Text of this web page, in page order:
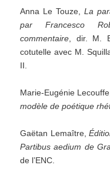
Anna Le Touze,La
par Francesco
commentaire , dir. M.
cotutelle avec M.
II.
Marie-Eugénie Lecouffe,
modèle de poétique
Gaëtan Lemaître,
Partibus aedium de
de l’ENC.